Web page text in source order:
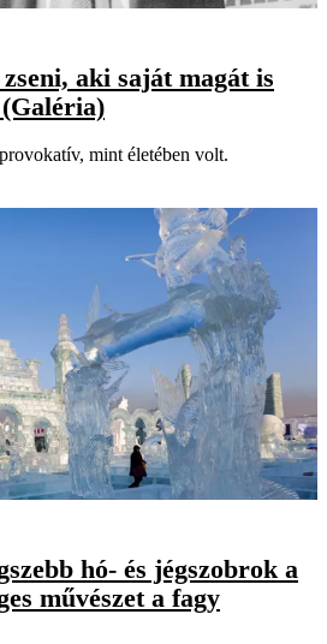
aki saját magát is
mint életében volt.
hó- és jégszobrok a
művészet a fagy